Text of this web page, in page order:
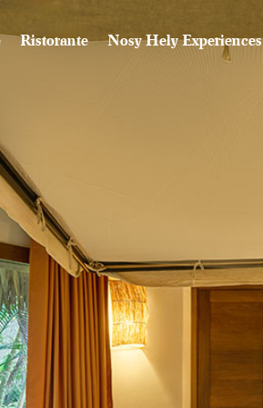
Ristorante Nosy Hely Experiences